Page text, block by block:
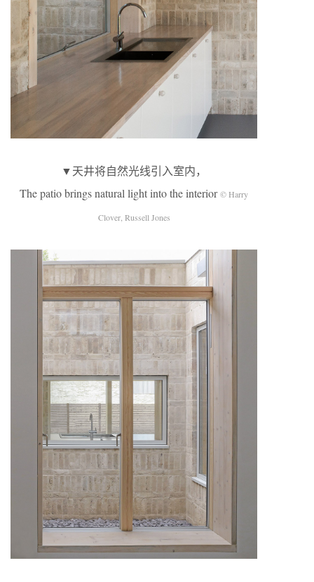
▼天井将自然光线引入室内，
The patio brings natural light into the interior© Harry
Clover, Russell Jones